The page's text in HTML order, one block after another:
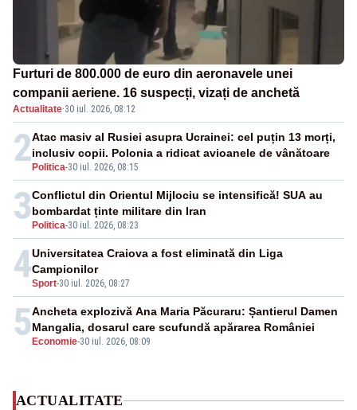
Furturi de 800.000 de euro din aeronavele unei
companii aeriene. 16 suspecți, vizați de anchetă
Actualitate·30 iul. 2026, 08:12
2 Politica-30 iul. 2026, 08:15
Atac masiv al Rusiei asupra Ucrainei: cel puțin 13 morți,
inclusiv copii. Polonia a ridicat avioanele de vânătoare
3 Politica-30 iul. 2026, 08:23
Conflictul din Orientul Mijlociu se intensifică! SUA au
bombardat ținte militare din Iran
4Sport-30 iul. 2026, 08:27
Universitatea Craiova a fost eliminată din Liga
Campionilor
5 Economie-30 iul. 2026, 08:09
Ancheta explozivă Ana Maria Păcuraru: Șantierul Damen
Mangalia, dosarul care scufundă apărarea României
ACTUALITATE